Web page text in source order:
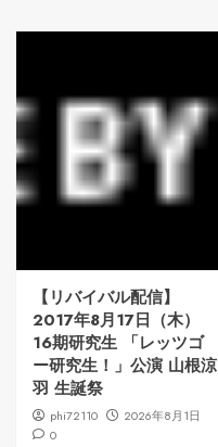
【リバイバル配信】
2017年8月17日（木）
16期研究生 「レッツゴ
ー研究生！」公演 山根涼
羽 生誕祭
phi72110
2026年8月1日
0